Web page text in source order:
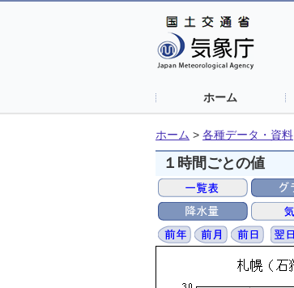
ホーム
ホーム > 各種データ・資料
１時間ごとの値